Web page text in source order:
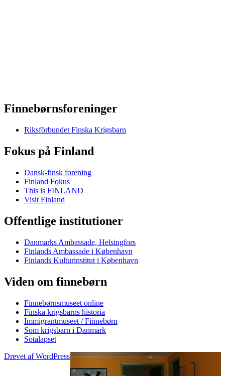
Finnebørnsforeninger
Riksförbundet Finska Krigsbarn
Fokus på Finland
Dansk-finsk forening
Finland Fokus
This is FINLAND
Visit Finland
Offentlige institutioner
Danmarks Ambassade, Helsingfors
Finlands Ambassade i København
Finlands Kulturinstitut i København
Viden om finnebørn
Finnebørnsmuseet online
Finska krigsbarns historia
Immigrantmuseet / Finnebørn
Som krigsbarn i Danmark
Sotalapset
Drevet af WordPress